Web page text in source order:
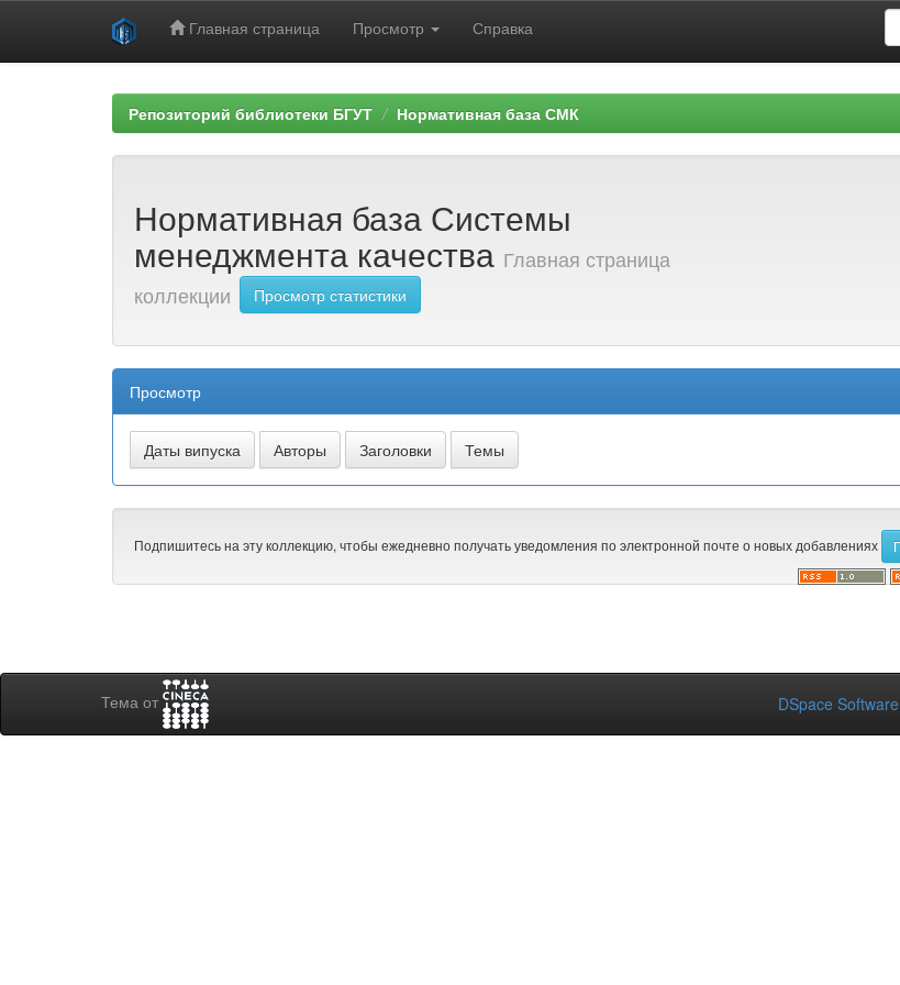
Главная страница Просмотр Справка
Репозиторий библиотеки БГУТ Нормативная база СМК
Нормативная база Системы
менеджмента качества Главная страница
коллекции
Просмотр статистики
Просмотр
Подпишитесь на эту коллекцию, чтобы ежедневно получать уведомления по электронной почте о новых добавлениях
Тема от DSpace Software